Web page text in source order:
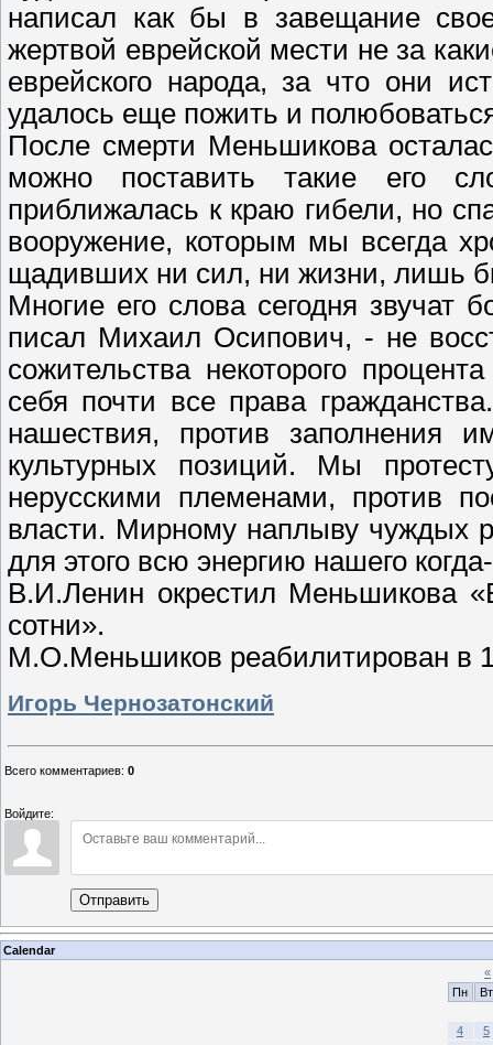
написал как бы в завещание
жертвой еврейской мести не за
еврейского народа, за что они
удалось еще пожить и
После смерти Меньшикова
можно поставить такие его
приближалась к краю гибели, но
вооружение, которым мы всегда
щадивших ни сил, ни жизни, лишь
Многие его слова сегодня звучат
писал Михаил Осипович, - не
сожительства некоторого
себя почти все права
нашествия, против заполнения
культурных позиций. Мы
нерусскими племенами, против
власти. Мирному наплыву чуждых
для этого всю энергию нашего
В.И.Ленин окрестил Меньшикова
сотни».
М.О.Меньшиков реабилитирован в
Игорь Чернозатонский
Всего комментариев: 0
Войдите:
Отправить
Calendar
«
Пн
Вт
4
5